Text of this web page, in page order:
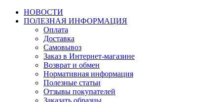
НОВОСТИ
ПОЛЕЗНАЯ ИНФОРМАЦИЯ
Оплата
Доставка
Самовывоз
Заказ в Интернет-магазине
Возврат и обмен
Нормативная информация
Полезные статьи
Отзывы покупателей
Заказать образцы